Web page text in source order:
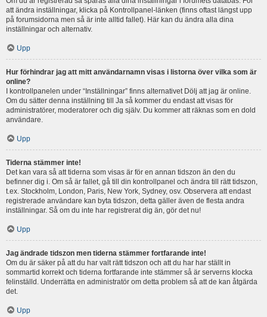
att ändra inställningar, klicka på Kontrollpanel-länken (finns oftast längst upp
på forumsidorna men så är inte alltid fallet). Här kan du ändra alla dina
inställningar och alternativ.
Upp
Hur förhindrar jag att mitt användarnamn visas i listorna över vilka som är
online?
I kontrollpanelen under “Inställningar” finns alternativet Dölj att jag är online.
Om du sätter denna inställning till Ja så kommer du endast att visas för
administratörer, moderatorer och dig själv. Du kommer att räknas som en dold
användare.
Upp
Tiderna stämmer inte!
Det kan vara så att tiderna som visas är för en annan tidszon än den du
befinner dig i. Om så är fallet, gå till din kontrollpanel och ändra till rätt tidszon,
t.ex. Stockholm, London, Paris, New York, Sydney, osv. Observera att endast
registrerade användare kan byta tidszon, detta gäller även de flesta andra
inställningar. Så om du inte har registrerat dig än, gör det nu!
Upp
Jag ändrade tidszon men tiderna stämmer fortfarande inte!
Om du är säker på att du har valt rätt tidszon och att du har har ställt in
sommartid korrekt och tiderna fortfarande inte stämmer så är serverns klocka
felinställd. Underrätta en administratör om detta problem så att de kan åtgärda
det.
Upp